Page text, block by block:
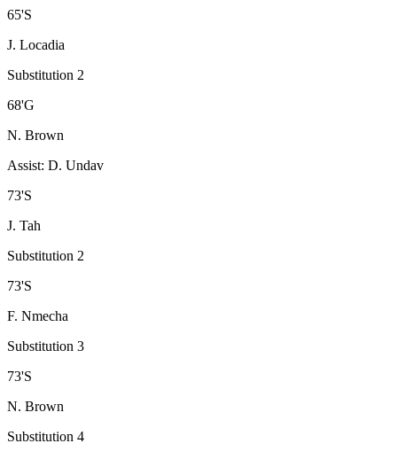
65'S
J. Locadia
Substitution 2
68'G
N. Brown
Assist: D. Undav
73'S
J. Tah
Substitution 2
73'S
F. Nmecha
Substitution 3
73'S
N. Brown
Substitution 4